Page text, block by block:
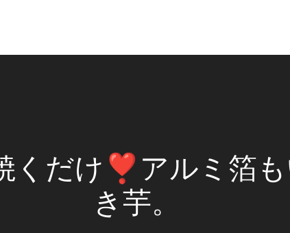
くだけ❣️アルミ箔
き芋。